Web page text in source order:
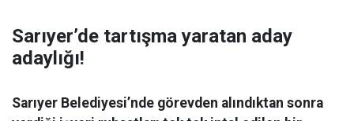
Sarıyer’de tartışma yaratan aday
adaylığı!
Sarıyer Belediyesi’nde görevden alındıktan sonra